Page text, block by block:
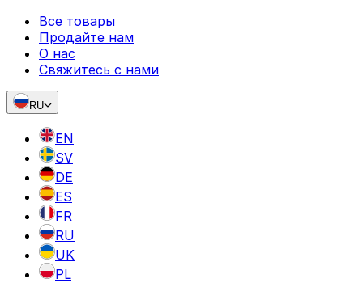
Все товары
Продайте нам
О нас
Свяжитесь с нами
RU
EN
SV
DE
ES
FR
RU
UK
PL